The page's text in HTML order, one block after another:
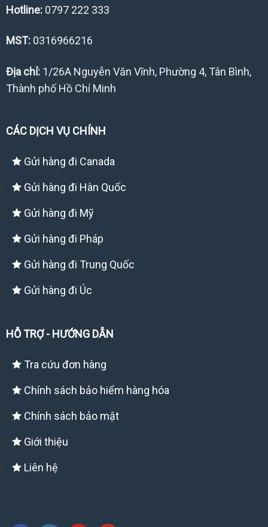
Hotline:0797 222 333
MST:0316966216
Địa chỉ: 1/26A Nguyễn Văn Vĩnh, Phường 4, Tân Bình,
Thành phố Hồ Chí Minh
CÁC DỊCH VỤ CHÍNH
Gửi hàng đi Canada
Gửi hàng đi Hàn Quốc
Gửi hàng đi Mỹ
Gửi hàng đi Pháp
Gửi hàng đi Trung Quốc
Gửi hàng đi Úc
HỖ TRỢ - HƯỚNG DẪN
Tra cứu đơn hàng
Chính sách bảo hiểm hàng hóa
Chính sách bảo mật
Giới thiệu
Liên hệ